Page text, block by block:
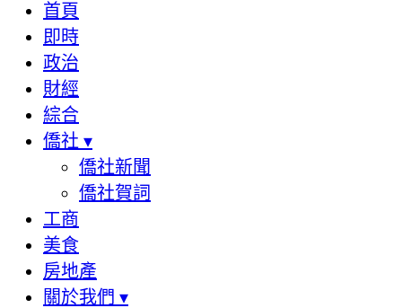
首頁
即時
政治
財經
綜合
僑社 ▾
僑社新聞
僑社賀詞
工商
美食
房地產
關於我們 ▾